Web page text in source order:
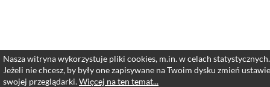
Nasza witryna wykorzystuje pliki cookies, m.in. w celach statystycznych.
Jeżeli nie chcesz, by były one zapisywane na Twoim dysku zmień
swojej przeglądarki.Więcej na ten temat...